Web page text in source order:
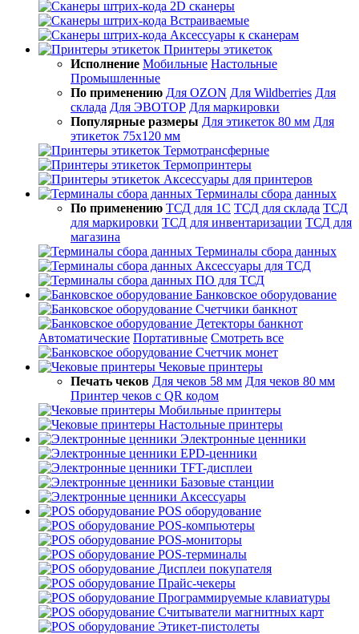
2D сканеры
Встраиваемые
Аксессуары к сканерам
Принтеры этикеток
Исполнение Мобильные Настольные
Промышленные
По применению Для OZON Для Wildberries Для
склада Для ЭВОТОР Для маркировки
Популярные размеры Для этикеток 80 мм Для
этикеток 75х120 мм
Термотрансферные
Термопринтеры
Аксессуары для принтеров
Терминалы сбора данных
По применению ТСД для 1С ТСД для склада ТСД
для маркировки ТСД для инвентаризации ТСД для
магазина
Терминалы сбора данных
Аксессуары для ТСД
ПО для ТСД
Банковское оборудование
Счетчики банкнот
Детекторы банкнот
Автоматические Портативные Смотреть все
Счетчик монет
Чековые принтеры
Печать чеков Для чеков 58 мм Для чеков 80 мм
Принтер чеков с QR кодом
Мобильные принтеры
Настольные принтеры
Электронные ценники
EPD-ценники
TFT-дисплеи
Базовые станции
Аксессуары
POS оборудование
POS-компьютеры
POS-мониторы
POS-терминалы
Дисплеи покупателя
Прайс-чекеры
Программируемые клавиатуры
Считыватели магнитных карт
Этикет-пистолеты